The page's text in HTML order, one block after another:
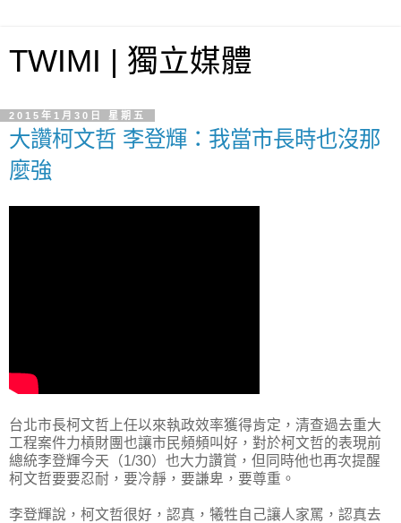
TWIMI | 獨立媒體
2015年1月30日 星期五
大讚柯文哲 李登輝：我當市長時也沒那
麼強
台北市長柯文哲上任以來執政效率獲得肯定，清查過去重大
工程案件力槓財團也讓市民頻頻叫好，對於柯文哲的表現前
總統李登輝今天（1/30）也大力讚賞，但同時他也再次提醒
柯文哲要要忍耐，要冷靜，要謙卑，要尊重。
李登輝說，柯文哲很好，認真，犧牲自己讓人家罵，認真去